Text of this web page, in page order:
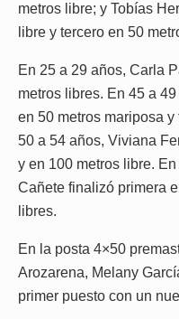
metros libre; y Tobías
libre y tercero en 50
En 25 a 29 años, Carla
metros libres. En 45 a
en 50 metros mariposa
50 a 54 años, Viviana
y en 100 metros libre.
Cañete finalizó primera
libres.
En la posta 4×50
Arozarena, Melany
primer puesto con un